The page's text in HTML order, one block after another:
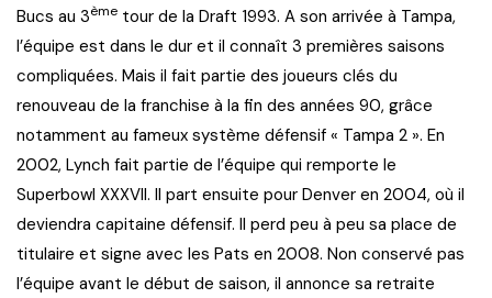
Bucs au 3ème tour de la Draft 1993. A son arrivée à Tampa,
l’équipe est dans le dur et il connaît 3 premières saisons
compliquées. Mais il fait partie des joueurs clés du
renouveau de la franchise à la fin des années 90, grâce
notamment au fameux système défensif « Tampa 2 ». En
2002, Lynch fait partie de l’équipe qui remporte le
Superbowl XXXVII. Il part ensuite pour Denver en 2004, où il
deviendra capitaine défensif. Il perd peu à peu sa place de
titulaire et signe avec les Pats en 2008. Non conservé pas
l’équipe avant le début de saison, il annonce sa retraite